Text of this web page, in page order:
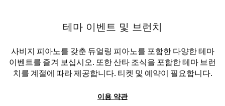
테마 이벤트 및 브런치
사비지 피아노를 갖춘 듀얼링 피아노를 포함한 다양한 테마
이벤트를 즐겨 보십시오. 또한 산타 조식을 포함한 테마 브런
치를 계절에 따라 제공합니다. 티켓 및 예약이 필요합니다.
이용 약관